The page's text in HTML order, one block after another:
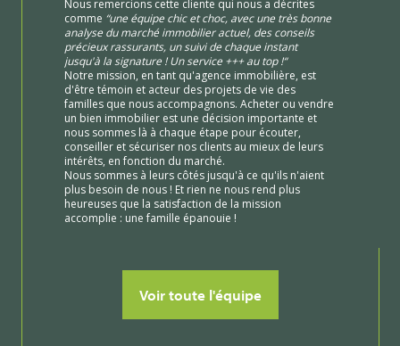
Nous remercions cette cliente qui nous a décrites
comme “une équipe chic et choc, avec une très bonne
analyse du marché immobilier actuel, des conseils
précieux rassurants, un suivi de chaque instant
jusqu'à la signature ! Un service +++ au top !“
Notre mission, en tant qu'agence immobilière, est
d'être témoin et acteur des projets de vie des
familles que nous accompagnons. Acheter ou vendre
un bien immobilier est une décision importante et
nous sommes là à chaque étape pour écouter,
conseiller et sécuriser nos clients au mieux de leurs
intérêts, en fonction du marché.
Nous sommes à leurs côtés jusqu'à ce qu'ils n'aient
plus besoin de nous ! Et rien ne nous rend plus
heureuses que la satisfaction de la mission
accomplie : une famille épanouie !
Voir toute l'équipe